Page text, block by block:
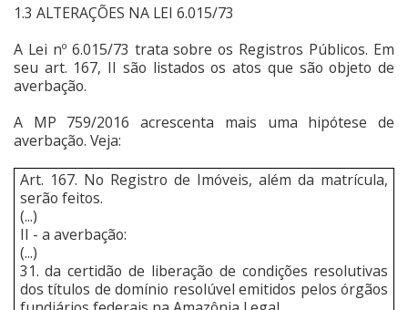
1.3 ALTERAÇÕES NA LEI 6.015/73
A Lei nº 6.015/73 trata sobre os Registros Públicos. Em
seu art. 167, II são listados os atos que são objeto de
averbação.
A MP 759/2016 acrescenta mais uma hipótese de
averbação. Veja:
Art. 167. No Registro de Imóveis, além da matrícula,
serão feitos.
(...)
II - a averbação:
(...)
31. da certidão de liberação de condições resolutivas
dos títulos de domínio resolúvel emitidos pelos órgãos